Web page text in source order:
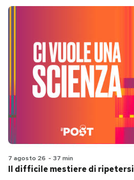
7 agosto 26 - 37 min
Il difficile mestiere di ripetersi